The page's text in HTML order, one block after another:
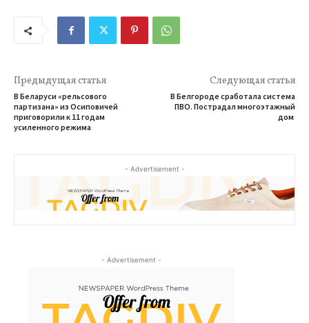
Предыдущая статья
В Беларуси «рельсового
партизана» из Осиповичей
приговорили к 11 годам
усиленного режима
Следующая статья
В Белгороде сработала система
ПВО. Пострадал многоэтажный
дом
- Advertisement -
- Advertisement -